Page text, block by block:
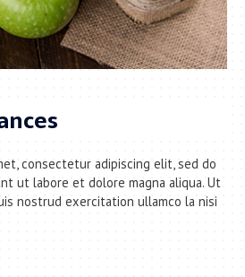
consectetur adipiscing elit, sed do
ut labore et dolore magna aliqua. Ut
nostrud exercitation ullamco la nisi